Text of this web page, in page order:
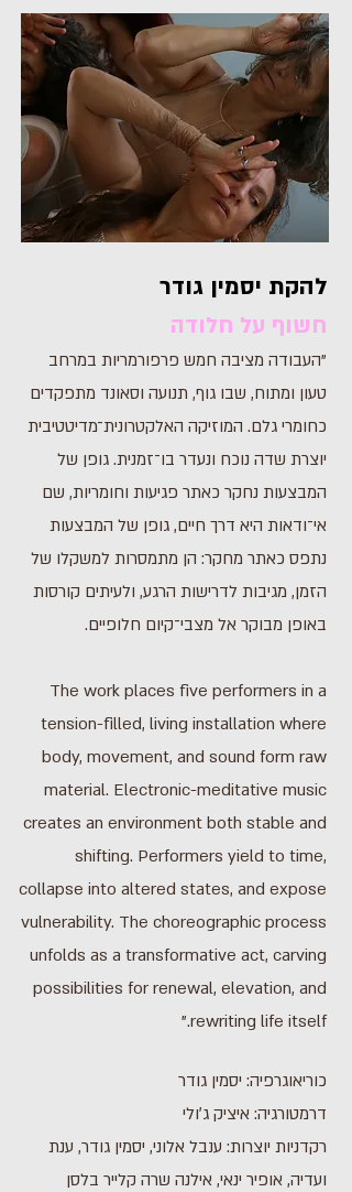
להקת יסמין גודר
חשוף על חלודה
"העבודה מציבה חמש פרפורמריות במרחב
טעון ומתוח, שבו גוף, תנועה וסאונד מתפקדים
כחומרי גלם. המוזיקה האלקטרונית־מדיטטיבית
יוצרת שדה נוכח ונעדר בו־זמנית. גופן של
המבצעות נחקר כאתר פגיעות וחומריות, שם
אי־ודאות היא דרך חיים, גופן של המבצעות
נתפס כאתר מחקר: הן מתמסרות למשקלו של
הזמן, מגיבות לדרישות הרגע, ולעיתים קורסות
באופן מבוקר אל מצבי־קיום חלופיים.
The work places five performers in a
tension-filled, living installation where
body, movement, and sound form raw
material. Electronic-meditative music
creates an environment both stable and
shifting. Performers yield to time,
collapse into altered states, and expose
vulnerability. The choreographic process
unfolds as a transformative act, carving
possibilities for renewal, elevation, and
rewriting life itself."
כוריאוגרפיה: יסמין גודר
דרמטורגיה: איציק ג׳ולי
רקדניות יוצרות: ענבל אלוני, יסמין גודר, ענת
ועדיה, אופיר ינאי, אילנה שרה קלייר בלסן